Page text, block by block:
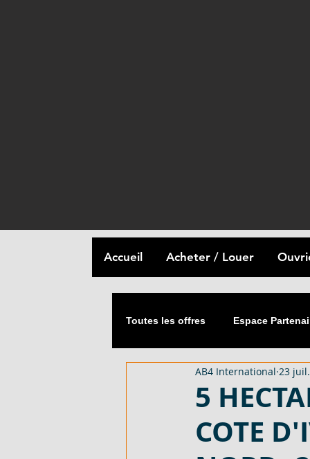
Accueil Acheter / Louer
Toutes les offres Espace
Matériaux de Construction
2054 M² AVEC CPF - EN VENTE -
5
COTE
AB4 International 23